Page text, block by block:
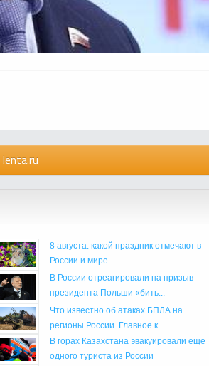
lenta.ru
8 августа: какой праздник отмечают в
России и мире
В России отреагировали на призыв
президента Польши «бить...
Что известно об атаках БПЛА на
регионы России. Главное к...
В горах Казахстана эвакуировали еще
одного туриста из России